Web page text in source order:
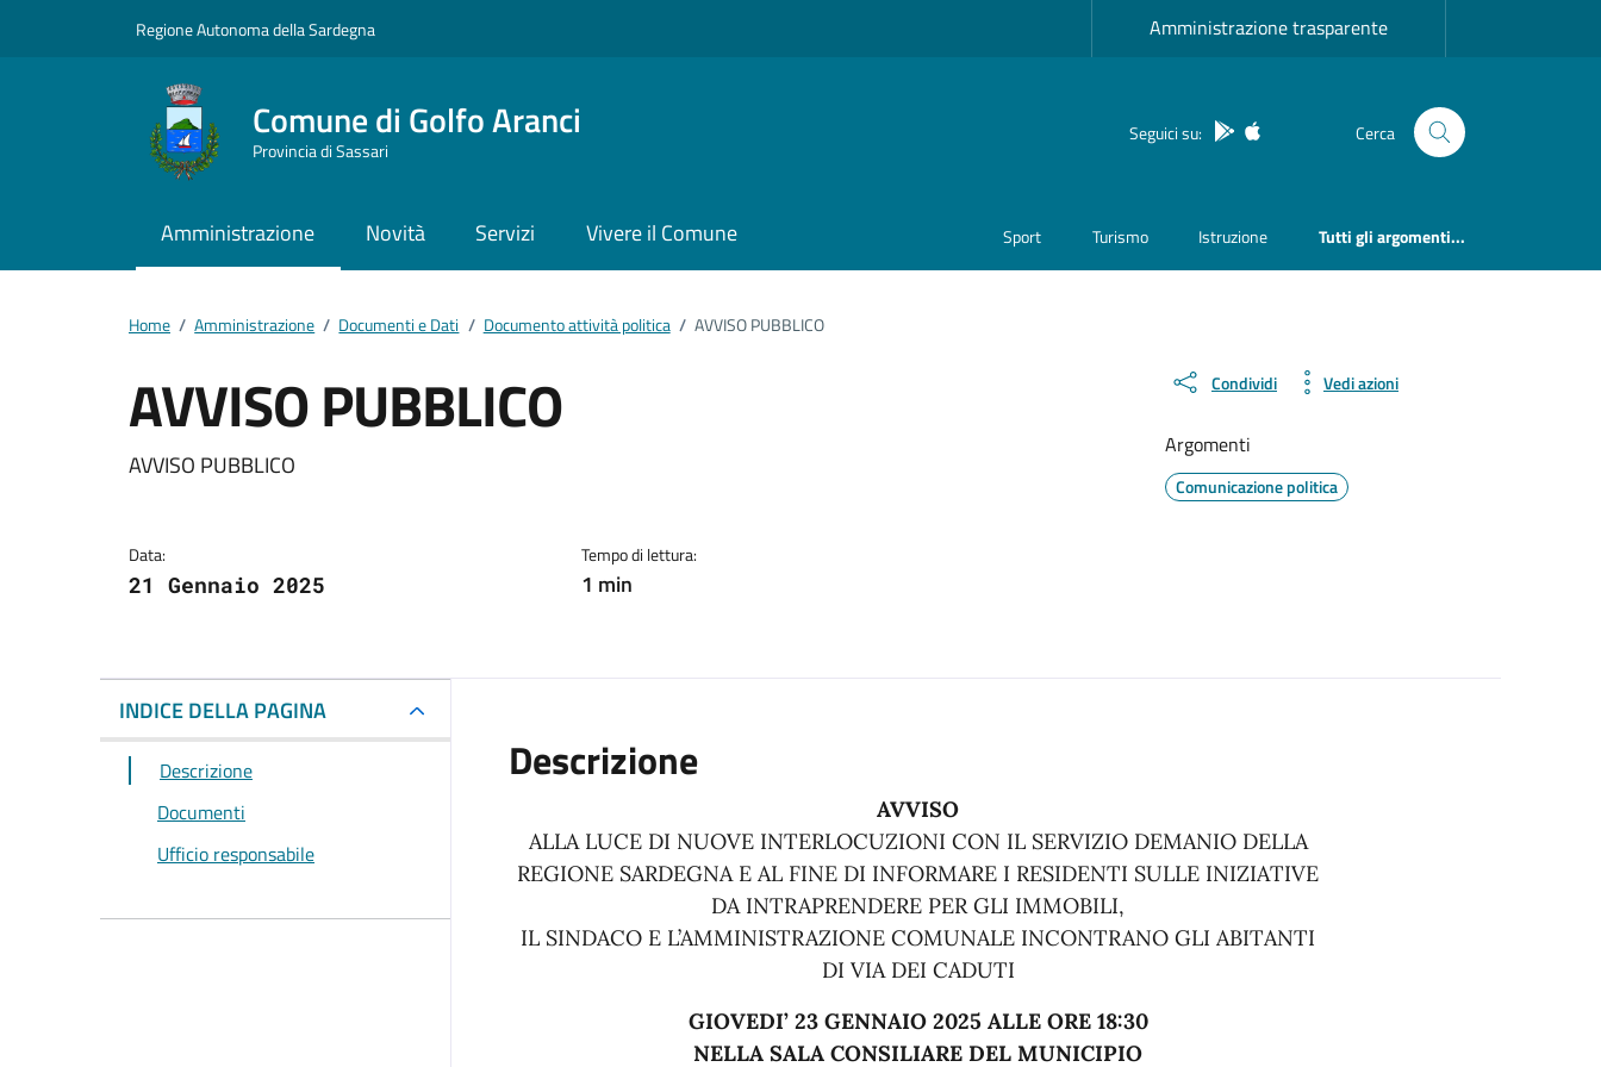
Regione Autonoma della Sardegna Amministrazione trasparente
Comune di Golfo Aranci
Provincia di Sassari
Seguici su: App Android
App IOS Cerca
Amministrazione Novità Servizi Vivere il Comune Sport Turismo Istruzione Tutti gli argomenti...
Home / Amministrazione / Documenti e Dati / Documento attività politica / AVVISO PUBBLICO
AVVISO PUBBLICO
Dettagli del documento
AVVISO PUBBLICO
Data:
21 Gennaio 2025
Tempo di lettura:
1 min
Condividi Vedi azioni
Argomenti
Comunicazione politica
INDICE DELLA PAGINA
Descrizione
Documenti
Ufficio responsabile
Descrizione
AVVISO
ALLA LUCE DI NUOVE INTERLOCUZIONI CON IL SERVIZIO DEMANIO DELLA
REGIONE SARDEGNA E AL FINE DI INFORMARE I RESIDENTI SULLE INIZIATIVE
DA INTRAPRENDERE PER GLI IMMOBILI,
IL SINDACO E L’AMMINISTRAZIONE COMUNALE INCONTRANO GLI ABITANTI
DI VIA DEI CADUTI
GIOVEDI’ 23 GENNAIO 2025 ALLE ORE 18:30
NELLA SALA CONSILIARE DEL MUNICIPIO